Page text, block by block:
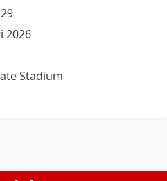
2026
Stadium